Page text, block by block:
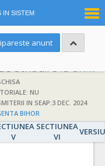
IN SISTEM
anunt
Achizitie atribuita prin anunt de atribuire la anunt de participare
NU
IN SEAP:3 DEC. 2024
BIHOR
V
SECTIUNEA
VI